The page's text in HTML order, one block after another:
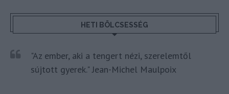
HETI BÖLCSESSÉG
"Az ember, aki a tengert nézi, szerelemtől
sújtott gyerek." Jean-Michel Maulpoix